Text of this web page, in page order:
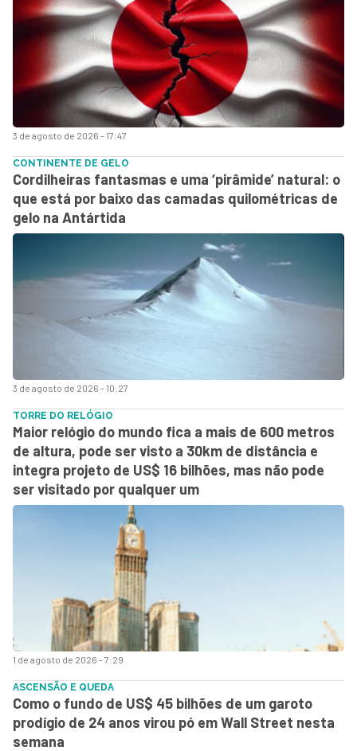
3 de agosto de 2026 - 17:47
3 de agosto de 2026 - 10:27
CONTINENTE DE GELO
Cordilheiras fantasmas e uma ‘pirâmide’ natural: o
que está por baixo das camadas quilométricas de
gelo na Antártida
1 de agosto de 2026 - 7:29
TORRE DO RELÓGIO
Maior relógio do mundo fica a mais de 600 metros
de altura, pode ser visto a 30km de distância e
integra projeto de US$ 16 bilhões, mas não pode
ser visitado por qualquer um
ASCENSÃO E QUEDA
Como o fundo de US$ 45 bilhões de um garoto
prodígio de 24 anos virou pó em Wall Street nesta
semana